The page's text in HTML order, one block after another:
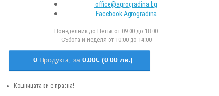
office@agrogradina.bg
Facebook Agrogradina
Понеделник до Петък от 09:00 до 18:00
Събота и Неделя от 10:00 до 14:00
0 Продукта, за 0.00€ (0.00 лв.)
Кошницата ви е празна!